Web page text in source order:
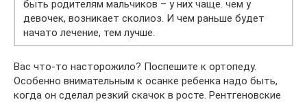
быть родителям мальчиков – у них чаще. чем у
девочек, возникает сколиоз. И чем раньше будет
начато лечение, тем лучше.
Вас что-то насторожило? Поспешите к ортопеду.
Особенно внимательным к осанке ребенка надо быть,
когда он сделал резкий скачок в росте. Рентгеновские